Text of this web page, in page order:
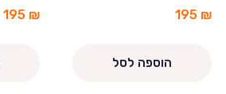
195 ₪
הוספה לסל
195 ₪